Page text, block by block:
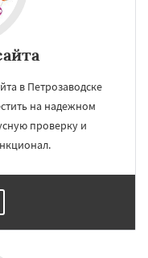
в Петрозаводске
на надежном
проверку и